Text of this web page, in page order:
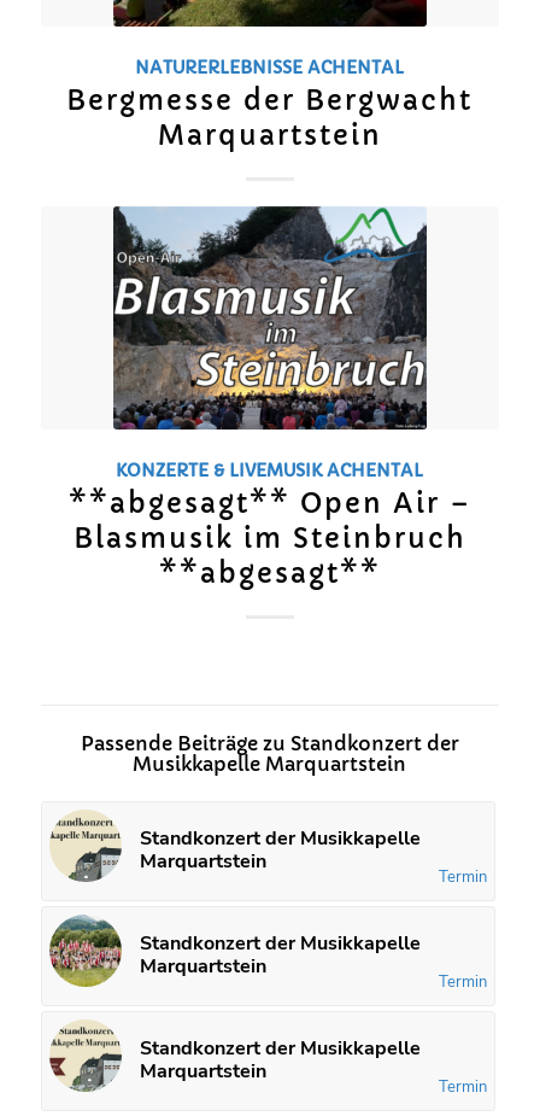
NATURERLEBNISSE ACHENTAL
Bergmesse der Bergwacht
Marquartstein
KONZERTE & LIVEMUSIK ACHENTAL
**abgesagt** Open Air –
Blasmusik im Steinbruch
**abgesagt**
Passende Beiträge zu Standkonzert der
Musikkapelle Marquartstein
Standkonzert der Musikkapelle
Marquartstein
Termin
Standkonzert der Musikkapelle
Marquartstein
Termin
Standkonzert der Musikkapelle
Marquartstein
Termin